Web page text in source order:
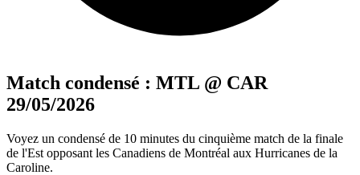
Match condensé : MTL @ CAR
29/05/2026
Voyez un condensé de 10 minutes du cinquième match de la finale
de l'Est opposant les Canadiens de Montréal aux Hurricanes de la
Caroline.